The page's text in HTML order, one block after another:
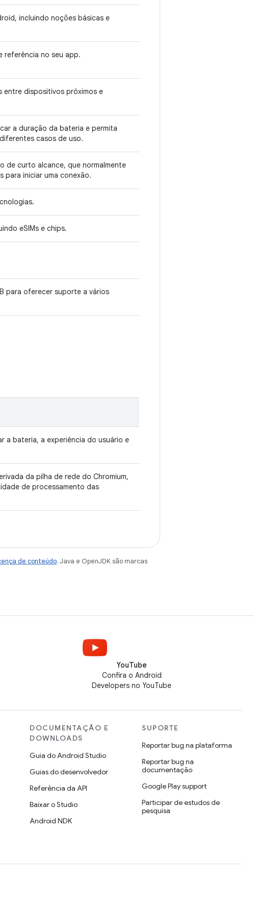
incluindo noções básicas e
referência no seu app.
entre dispositivos próximos e
a duração da bateria e permita
casos de uso.
de curto alcance, que normalmente
para iniciar uma conexão.
eSIMs e chips.
para oferecer suporte a vários
a bateria, a experiência do usuário e
da pilha de rede do Chromium,
de processamento das
de conteúdo. Java e OpenJDK são marcas
YouTube
Confira o Android
Developers no YouTube
DOCUMENTAÇÃO E
DOWNLOADS
Guia do Android Studio
Guias do desenvolvedor
Referência da API
Baixar o Studio
Android NDK
SUPORTE
Reportar bug na plataforma
Reportar bug na
documentação
Google Play support
Participar de estudos de
pesquisa